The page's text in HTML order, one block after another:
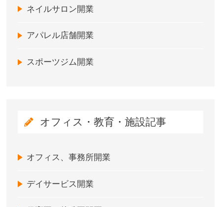
ネイルサロン開業
アパレル店舗開業
スポーツジム開業
オフィス・教育・施設記事
オフィス、事務所開業
デイサービス開業